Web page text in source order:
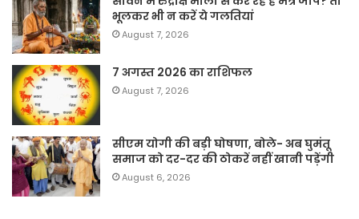
भूलकर भी न करें ये गलतियां
August 7, 2026
7 अगस्त 2026 का राशिफल
August 7, 2026
सीएम योगी की बड़ी घोषणा, बोले- अब घुमंतू
समाज को दर-दर की ठोकरें नहीं खानी पड़ेंगी
August 6, 2026